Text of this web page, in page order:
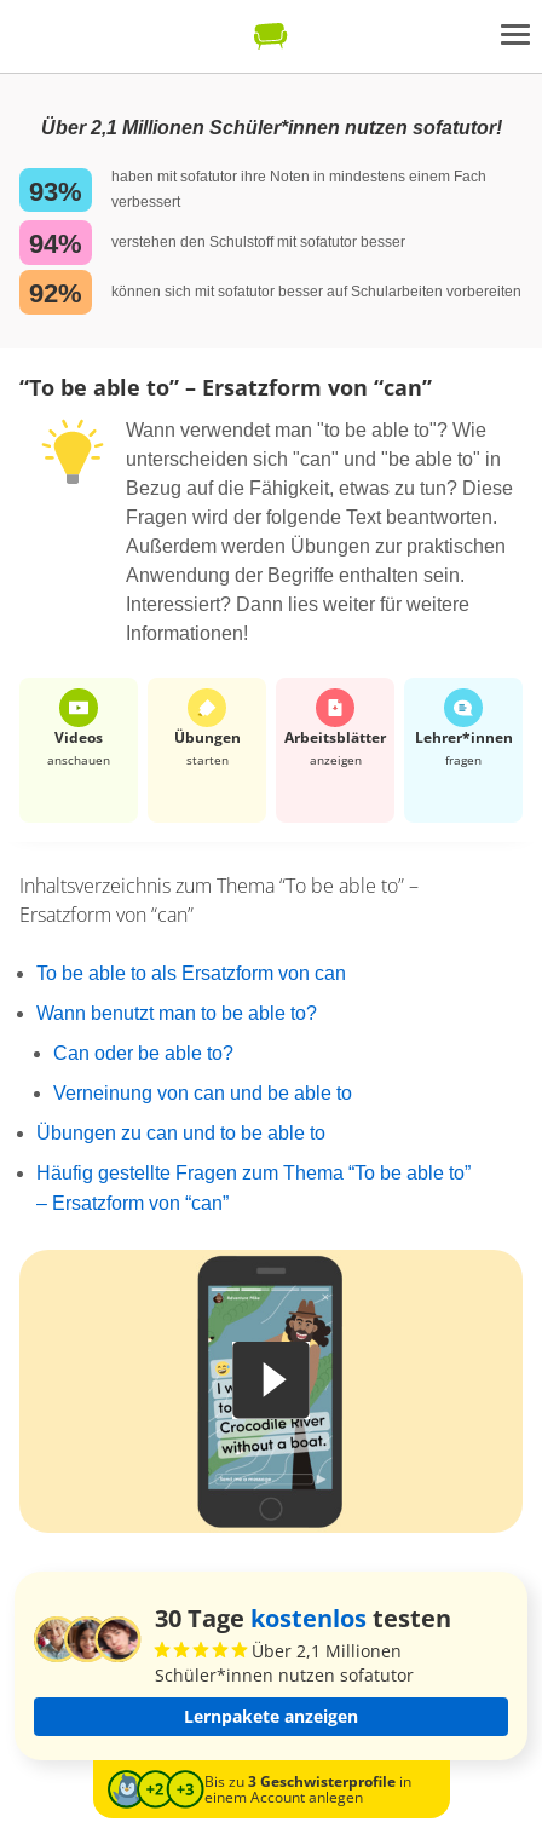
Über 2,1 Millionen Schüler*innen nutzen sofatutor!
93%
haben mit sofatutor ihre Noten in mindestens einem Fach
verbessert
94% verstehen den Schulstoff mit sofatutor besser
92% können sich mit sofatutor besser auf Schularbeiten vorbereiten
“To be able to” – Ersatzform von “can”
Wann verwendet man "to be able to"? Wie
unterscheiden sich "can" und "be able to" in
Bezug auf die Fähigkeit, etwas zu tun? Diese
Fragen wird der folgende Text beantworten.
Außerdem werden Übungen zur praktischen
Anwendung der Begriffe enthalten sein.
Interessiert? Dann lies weiter für weitere
Informationen!
Videos
anschauen
Übungen
starten
Arbeits­blätter
anzeigen
Lehrer*​innen
fragen
Inhaltsverzeichnis zum Thema“To be able to” –
Ersatzform von “can”
To be able to als Ersatzform von can
Wann benutzt man to be able to?
Can oder be able to?
Verneinung von can und be able to
Übungen zu can und to be able to
Häufig gestellte Fragen zum Thema “To be able to”
– Ersatzform von “can”
30 Tage kostenlostesten
Über 2,1 Millionen
Schüler*innen nutzen sofatutor
Lernpakete anzeigen
Bis zu3 Geschwisterprofilein
einem Account anlegen